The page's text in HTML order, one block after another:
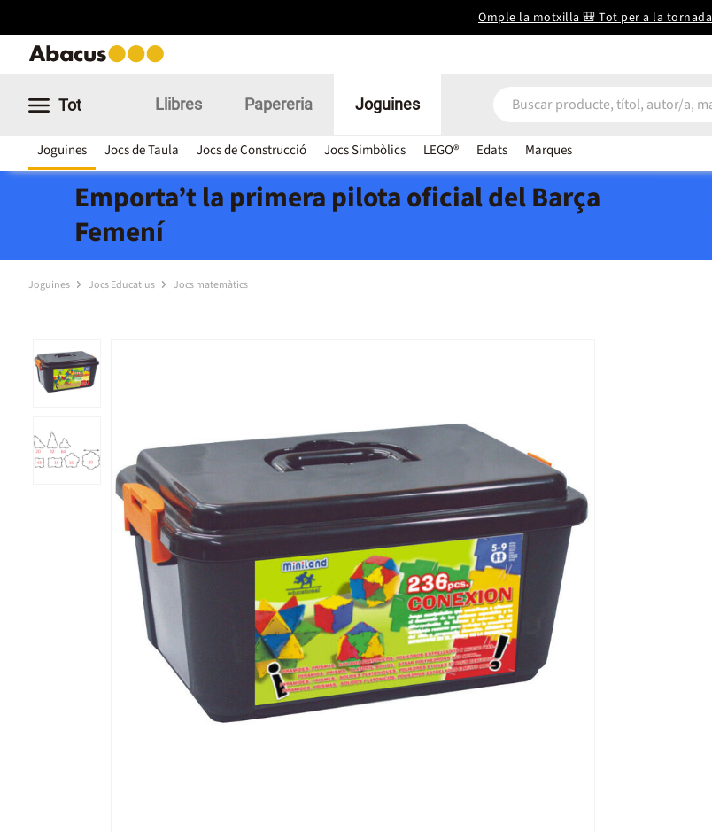
Omple la motxilla 🎒 Tot per a la tornada
Tot Llibres Papereria Joguines
Joguines Jocs de Taula Jocs de Construcció Jocs Simbòlics LEGO® Edats Marques
Emporta’t la primera pilota oficial del Barça
Femení
Joguines Jocs Educatius Jocs matemàtics